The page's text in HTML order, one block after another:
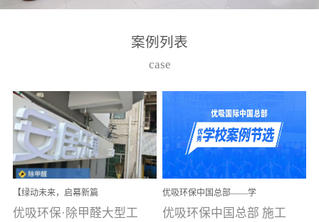
高技能的团队。汇聚了众
取得了多项产品技术专利
和多项国家版权局著作
权，获得高新技术企业称
号。生产优势自主生产自
给自足，优吸公司于2015
在广州番禺区成功建立产
品线生产基地，工厂拥有
案例列表
case
【绿动未来，启幕新篇
章】优吸环保中标深圳安
居乐寓，超大型工装室内
优吸环保·除甲醛大型工
优吸环保中国总部——学
校施工案例(节选)
优吸环保中国总部 施工